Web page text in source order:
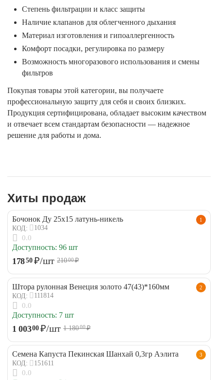
Степень фильтрации и класс защиты
Наличие клапанов для облегченного дыхания
Материал изготовления и гипоаллергенность
Комфорт посадки, регулировка по размеру
Возможность многоразового использования и смены
фильтров
Покупая товары этой категории, вы получаете
профессиональную защиту для себя и своих близких.
Продукция сертифицирована, обладает высоким качеством
и отвечает всем стандартам безопасности — надежное
решение для работы и дома.
Хиты продаж
1
Бочонок Ду 25х15 латунь-никель
КОД: 1034
0.0
Доступность: 96 шт
17850 ₽/шт 21000₽
2
Штора рулонная Венеция золото 47(43)*160мм
КОД: 111814
0.0
Доступность: 7 шт
1 00300 ₽/шт 1 18000₽
3
Семена Капуста Пекинская Шанхай 0,3гр Аэлита
КОД: 151611
0.0